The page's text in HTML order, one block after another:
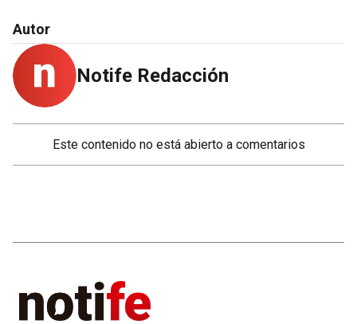
Autor
Notife Redacción
Este contenido no está abierto a comentarios